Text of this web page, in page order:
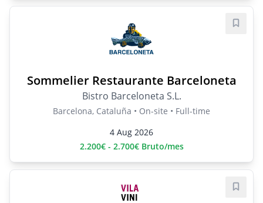
Sommelier Restaurante Barceloneta
Bistro Barceloneta S.L.
Barcelona, Cataluña • On-site • Full-time
4 Aug 2026
2.200€ - 2.700€ Bruto/mes
Save
Save